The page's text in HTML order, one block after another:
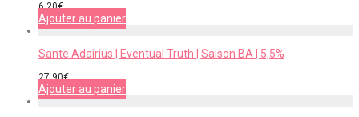
6,20€
Ajouter au panier
Sante Adairius | Eventual Truth | Saison BA | 5,5%
27,90€
Ajouter au panier